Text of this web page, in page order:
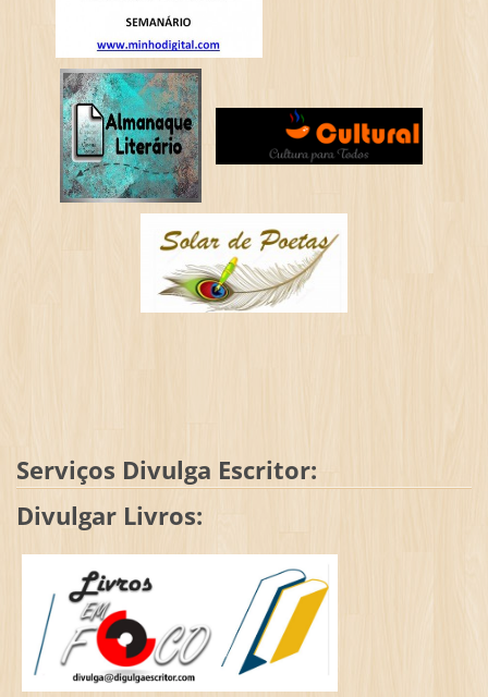
Serviços Divulga Escritor:
Divulgar Livros: